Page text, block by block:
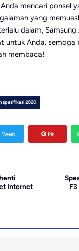
mencari ponsel
yang
dalam, Samsung
untuk Anda. semoga
membaca!
spesifikasi 2020
Tweet Pin
Internet